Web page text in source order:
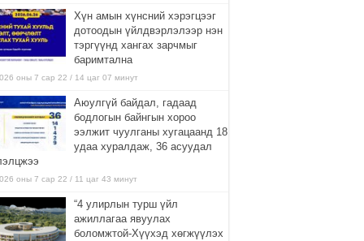
Хүн амын хүнсний хэрэгцээг
дотоодын үйлдвэрлэлээр нэн
тэргүүнд хангах зарчмыг
баримтална
оны 7 сар 22 / 14 цаг 07 минут
Аюулгүй байдал, гадаад
бодлогын байнгын хороо
ээлжит чуулганы хугацаанд 18
удаа хуралдаж, 36 асуудал
оны 7 сар 22 / 11 цаг 43 минут
“4 улирлын турш үйл
ажиллагаа явуулах
боломжтой-Хүүхэд хөгжүүлэх